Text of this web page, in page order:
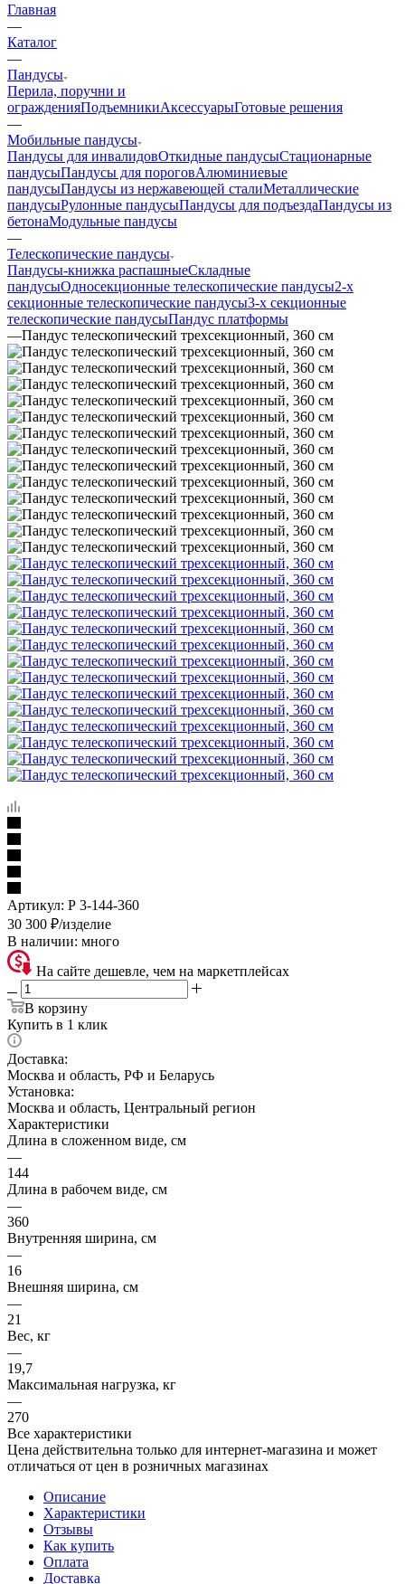
Главная
—
Каталог
—
Пандусы
Перила, поручни и
огражденияПодъемникиАксессуарыГотовые решения
—
Мобильные пандусы
Пандусы для инвалидовОткидные пандусыСтационарные
пандусыПандусы для пороговАлюминиевые
пандусыПандусы из нержавеющей сталиМеталлические
пандусыРулонные пандусыПандусы для подъездаПандусы из
бетонаМодульные пандусы
—
Телескопические пандусы
Пандусы-книжка распашныеСкладные
пандусыОдносекционные телескопические пандусы2-х
секционные телескопические пандусы3-х секционные
телескопические пандусыПандус платформы
—Пандус телескопический трехсекционный, 360 см
Артикул: Р 3-144-360
30 300 ₽/изделие
В наличии: много
На сайте дешевле, чем на маркетплейсах
В корзину
Купить в 1 клик
Доставка:
Москва и область, РФ и Беларусь
Установка:
Москва и область, Центральный регион
Характеристики
Длина в сложенном виде, см
—
144
Длина в рабочем виде, см
—
360
Внутренняя ширина, см
—
16
Внешняя ширина, см
—
21
Вес, кг
—
19,7
Максимальная нагрузка, кг
—
270
Все характеристики
Цена действительна только для интернет-магазина и может
отличаться от цен в розничных магазинах
Описание
Характеристики
Отзывы
Как купить
Оплата
Доставка